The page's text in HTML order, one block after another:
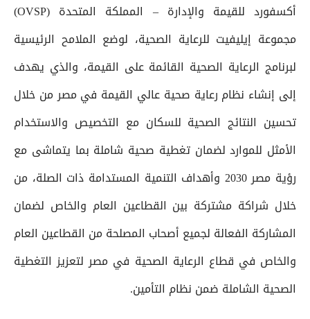
أكسفورد للقيمة والإدارة – المملكة المتحدة (OVSP)
مجموعة إيليفيت للرعاية الصحية، لوضع الملامح الرئيسية
لبرنامج الرعاية الصحية القائمة على القيمة، والذي يهدف
إلى إنشاء نظام رعاية صحية عالي القيمة في مصر من خلال
تحسين النتائج الصحية للسكان مع التخصيص والاستخدام
الأمثل للموارد لضمان تغطية صحية شاملة بما يتماشى مع
رؤية مصر 2030 وأهداف التنمية المستدامة ذات الصلة، من
خلال شراكة مشتركة بين القطاعين العام والخاص لضمان
المشاركة الفعالة لجميع أصحاب المصلحة من القطاعين العام
والخاص في قطاع الرعاية الصحية في مصر لتعزيز التغطية
الصحية الشاملة ضمن نظام التأمين.